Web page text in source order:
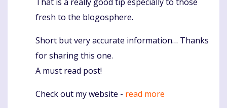
Komentaras
fresh to the blogosphere.
Short but very accurate information… Thanks
for sharing this one.
A must read post!
Check out my website - read more